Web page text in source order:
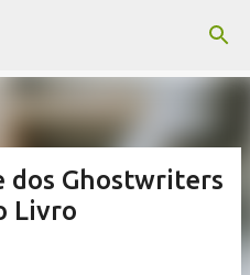
principal
dos Ghostwriters
Livro